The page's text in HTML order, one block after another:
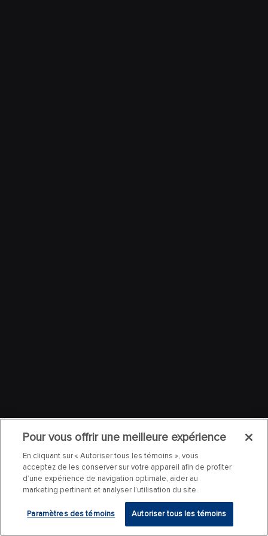
Pour vous offrir une meilleure expérience
En cliquant sur « Autoriser tous les témoins », vous
acceptez de les conserver sur votre appareil afin de profiter
d’une expérience de navigation optimale, aider au
marketing pertinent et analyser l’utilisation du site.
Paramètres des témoins Autoriser tous les témoins